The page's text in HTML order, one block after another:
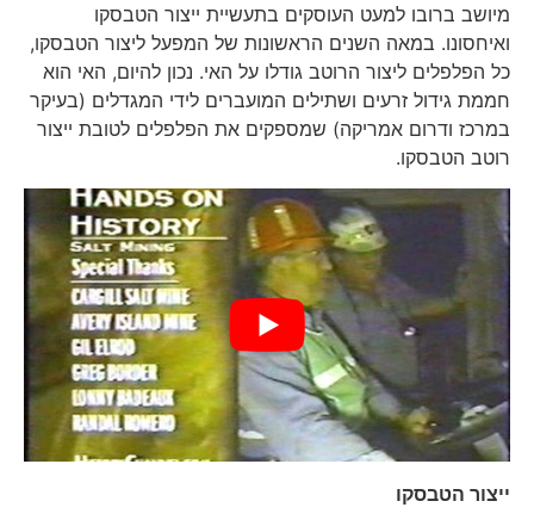
מיושב ברובו למעט העוסקים בתעשיית ייצור הטבסקו
ואיחסונו. במאה השנים הראשונות של המפעל ליצור הטבסקו,
כל הפלפלים ליצור הרוטב גודלו על האי. נכון להיום, האי הוא
חממת גידול זרעים ושתילים המועברים לידי המגדלים (בעיקר
במרכז ודרום אמריקה) שמספקים את הפלפלים לטובת ייצור
רוטב הטבסקו.
ייצור הטבסקו